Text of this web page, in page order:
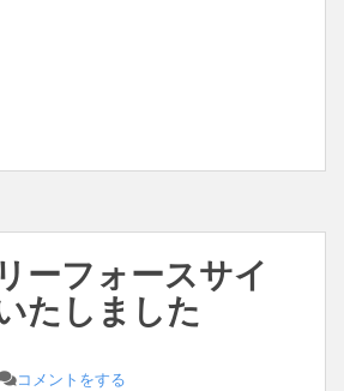
ーフォースサイ
たしました
コメントをする